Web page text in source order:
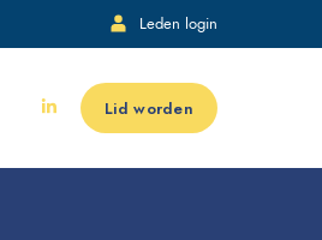
Leden login
Lid worden